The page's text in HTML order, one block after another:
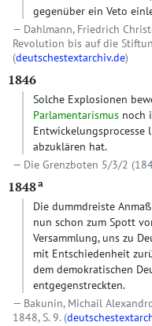
gegenüber ein Veto
Dahlmann, Friedrich
Revolution bis auf die
(deutschestextarchiv.de)
1846
Solche Explosionen
Parlamentarismus noch
Entwickelungsprocesse
abzuklären hat.
Die Grenzboten 5/3/2
1848a
Die dummdreiste
nun schon zum Spott
Versammlung, uns zu
mit Entschiedenheit
dem demokratischen
entgegenstreckten.
Bakunin, Michail
1848, S. 9. (